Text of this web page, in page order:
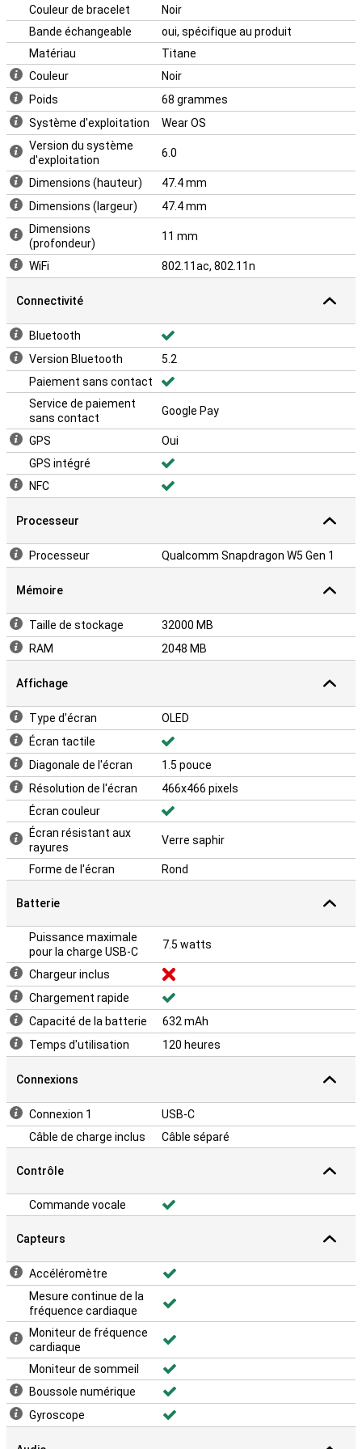
Couleur de bracelet
Noir
Bande échangeable
oui, spécifique au produit
Matériau
Titane
Couleur
Noir
Poids
68 grammes
Système d'exploitation
Wear OS
Version du système
d'exploitation
6.0
Dimensions (hauteur)
47.4 mm
Dimensions (largeur)
47.4 mm
Dimensions
(profondeur)
11 mm
WiFi 802.11ac, 802.11n
Connectivité
Bluetooth
Version Bluetooth
5.2
Paiement sans contact
Service de paiement
sans contact
Google Pay
GPS
Oui
GPS intégré
NFC
Processeur
Processeur Qualcomm Snapdragon W5 Gen 1
Mémoire
Taille de stockage
32000 MB
RAM
2048 MB
Affichage
Type d'écran
OLED
Écran tactile
Diagonale de l'écran
1.5 pouce
Résolution de l'écran
466x466 pixels
Écran couleur
Écran résistant aux
rayures
Verre saphir
Forme de l'écran Rond
Batterie
Puissance maximale
pour la charge USB-C
7.5 watts
Chargeur inclus
Chargement rapide
Capacité de la batterie
632 mAh
Temps d'utilisation
120 heures
Connexions
Connexion 1
USB-C
Câble de charge inclus
Câble séparé
Contrôle
Commande vocale
Capteurs
Accéléromètre
Mesure continue de la
fréquence cardiaque
Moniteur de fréquence
cardiaque
Moniteur de sommeil
Boussole numérique
Gyroscope